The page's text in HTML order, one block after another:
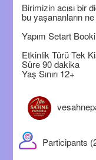
Birimizin acısı bir
bu yaşananların
Yapım Setart
Etkinlik Türü Tek
Süre 90 dakika
Yaş Sınırı 12+
Participants